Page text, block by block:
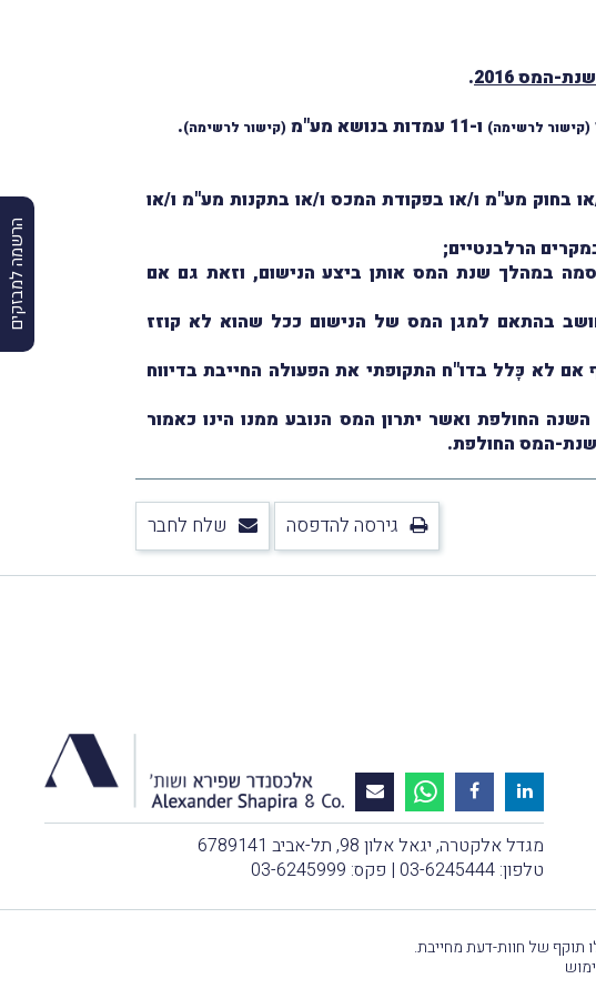
הרשמה למבזקים
המס 2016
.
(קישור לרשימה) ו-11 עמדות בנושא מע"מ (קישור לרשימה)
.
בחוק מע"מ ו/או בפקודת המכס ו/או בתקנות מע"מ ו/או
הרלבנטיים;
במהלך שנת המס אותן ביצע הנישום, וזאת גם אם
בהתאם למגן המס של הנישום ככל שהוא לא קוזז
כך אף אם לא כָּלל בדו"ח התקופתי את הפעולה החייבת בדיווח
החולפת ואשר יתרון המס הנובע ממנו הינו כאמור
גירסה להדפסה שלח לחבר
מגדל אלקטרה, יגאל אלון 98, תל-אביב 6789141
טלפון: 03-6245444 | פקס: 03-6245999
תוקף של חוות-דעת מחייבת.